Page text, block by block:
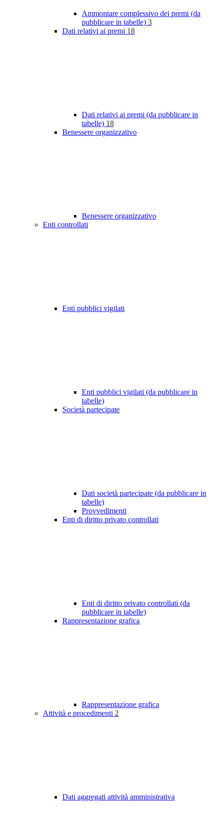
Ammontare complessivo dei premi (da
pubblicare in tabelle) 3
Dati relativi ai premi 18
Dati relativi ai premi (da pubblicare in
tabelle) 18
Benessere organizzativo
Benessere organizzativo
Enti controllati
Enti pubblici vigilati
Enti pubblici vigilati (da pubblicare in
tabelle)
Società partecipate
Dati società partecipate (da pubblicare in
tabelle)
Provvedimenti
Enti di diritto privato controllati
Enti di diritto privato controllati (da
pubblicare in tabelle)
Rappresentazione grafica
Rappresentazione grafica
Attività e procedimenti 2
Dati aggregati attività amministrativa